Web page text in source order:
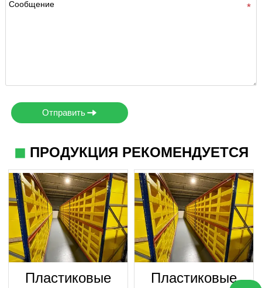
Отправить
◼ ПРОДУКЦИЯ РЕКОМЕНДУЕТСЯ
Пластиковые Пластиковые